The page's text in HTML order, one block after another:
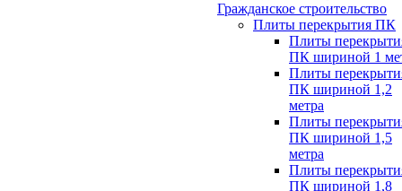
Гражданское строительство
Плиты перекрытия ПК
Плиты
ПК шириной 1
Плиты
ПК шириной 1,2
метра
Плиты
ПК шириной 1,5
метра
Плиты
ПК шириной 1,8